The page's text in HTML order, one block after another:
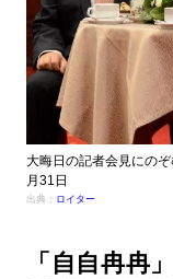
大晦日の記者会見にの
月31日
出典： ロイター
「自自冉冉